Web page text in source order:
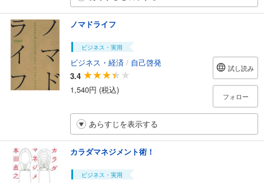
ノマドライフ
ビジネス・実用
ビジネス・経済 / 自己啓発
3.4
1,540円 (税込)
試し読み
フォロー
あらすじを表示する
カラダマネジメント術！
ビジネス・実用